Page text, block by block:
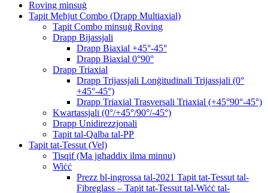
Roving minsuġ
Tapit Meħjut Combo (Drapp Multiaxial)
Tapit Combo minsuġ Roving
Drapp Bijassjali
Drapp Biaxial +45°-45°
Drapp Biaxial 0°90°
Drapp Triaxial
Drapp Trijassjali Lonġitudinali Trijassjali (0°
+45°-45°)
Drapp Triaxial Trasversali Triaxial (+45°90°-45°)
Kwartassjali (0°/+45°/90°/-45°)
Drapp Unidirezzjonali
Tapit tal-Qalba tal-PP
Tapit tat-Tessut (Vel)
Tisqif (Ma jgħaddix ilma minnu)
Wiċċ
Prezz bl-ingrossa tal-2021 Tapit tat-Tessut tal-
Fibreglass – Tapit tat-Tessut tal-Wiċċ tal-